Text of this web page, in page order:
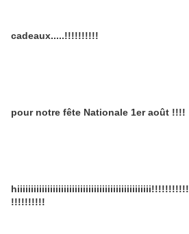
cadeaux.....!!!!!!!!!!
pour notre fête Nationale 1er août !!!!
hiiiiiiiiiiiiiiiiiiiiiiiiiiiiiiiiiiiiiiiiiiiiiiiii!!!!!!!!!!!
!!!!!!!!!!